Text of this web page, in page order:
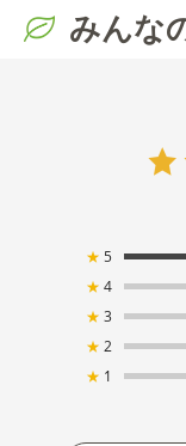
みんな
★ 5
★ 4
★ 3
★ 2
★ 1